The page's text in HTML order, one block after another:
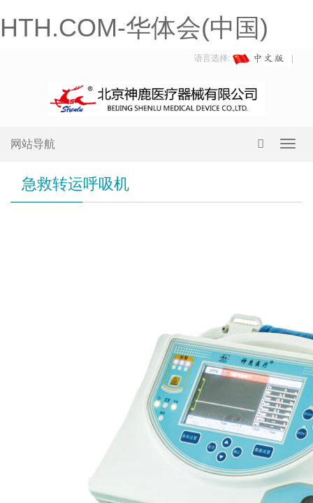
HTH.COM-华体会(中国)
语言选择:
网站导航
急救转运呼吸机